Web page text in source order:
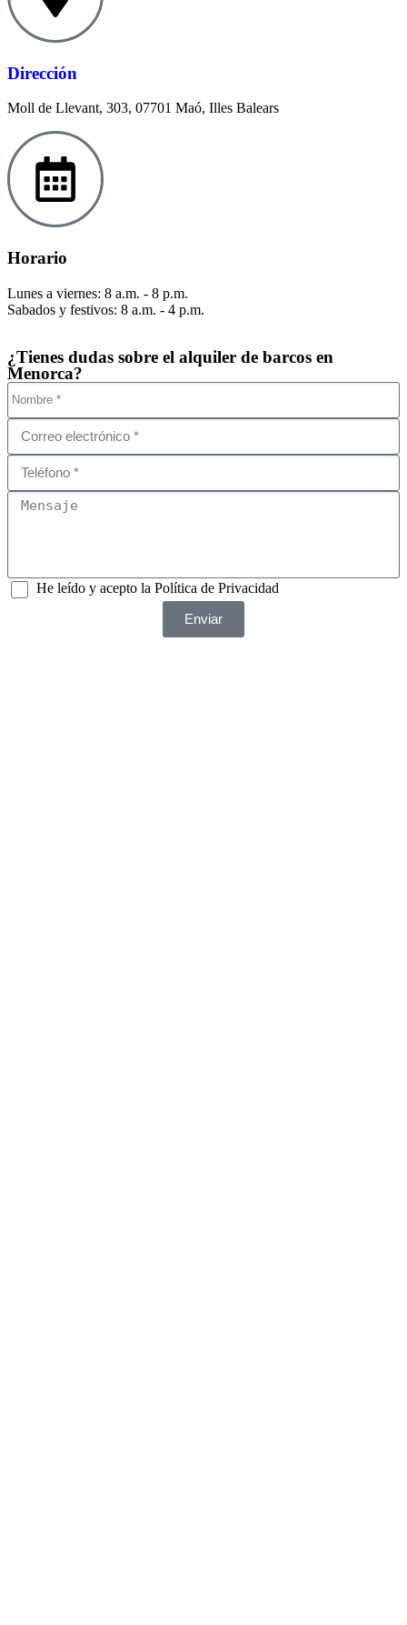
Dirección
Moll de Llevant, 303, 07701 Maó, Illes Balears
Horario
Lunes a viernes: 8 a.m. - 8 p.m.
Sabados y festivos: 8 a.m. - 4 p.m.
¿Tienes dudas sobre el alquiler de barcos en
Menorca?
He leído y acepto la Política de Privacidad
Enviar